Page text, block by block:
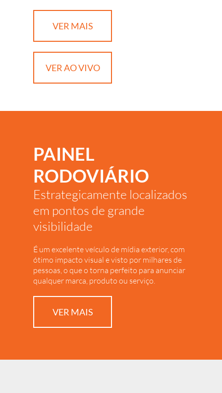
VER MAIS
VER AO VIVO
PAINEL
RODOVIÁRIO
Estrategicamente localizados
em pontos de grande
visibilidade
É um excelente veículo de mídia exterior, com
ótimo impacto visual e visto por milhares de
pessoas, o que o torna perfeito para anunciar
qualquer marca, produto ou serviço.
VER MAIS